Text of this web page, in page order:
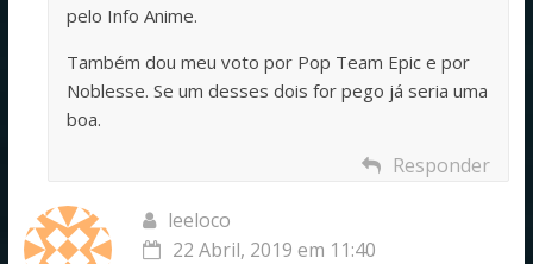
pelo Info Anime.
Também dou meu voto por Pop Team Epic e por
Noblesse. Se um desses dois for pego já seria uma
boa.
Responder
leeloco
22 Abril, 2019 em 11:40